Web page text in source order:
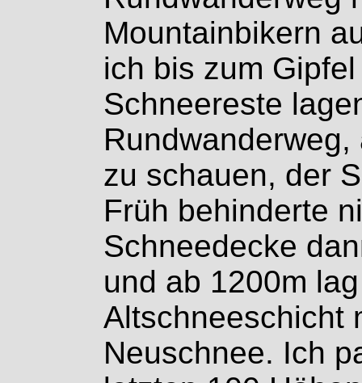
Mountainbikern
ich bis zum
Schneereste
zu schauen, der
Früh behinderte
Schneedecke
und ab 1200m
Altschneeschicht
Neuschnee. Ich